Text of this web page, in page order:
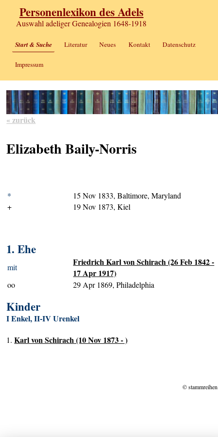
Personenlexikon des Adels
Auswahl adeliger Genealogien 1648-1918
Start & Suche Literatur Neues Kontakt Datenschutz
Impressum
« zurück
Elizabeth Baily-Norris
*
15 Nov 1833, Baltimore, Maryland
+
19 Nov 1873, Kiel
1. Ehe
mit
Friedrich Karl von Schirach (26 Feb 1842 -
17 Apr 1917)
oo 29 Apr 1869, Philadelphia
Kinder
I Enkel, II-IV Urenkel
1.Karl von Schirach (10 Nov 1873 - )
©